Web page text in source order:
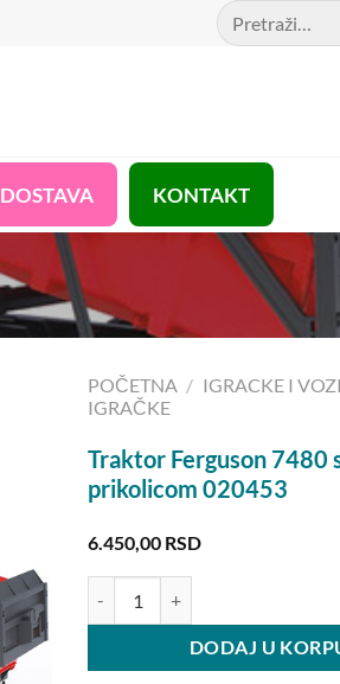
Pretraga
za:
DOSTAVA KONTAKT
POČETNA / IGRACKE I
IGRAČKE
Traktor Ferguson 7480
prikolicom 020453
6.450,00 RSD
DODAJ U